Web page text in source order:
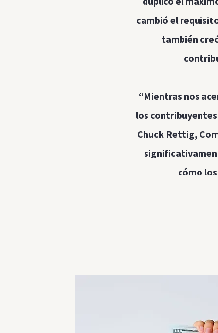
cambió el
también
“Mientras nos
los
Chuck Rettig,
cómo